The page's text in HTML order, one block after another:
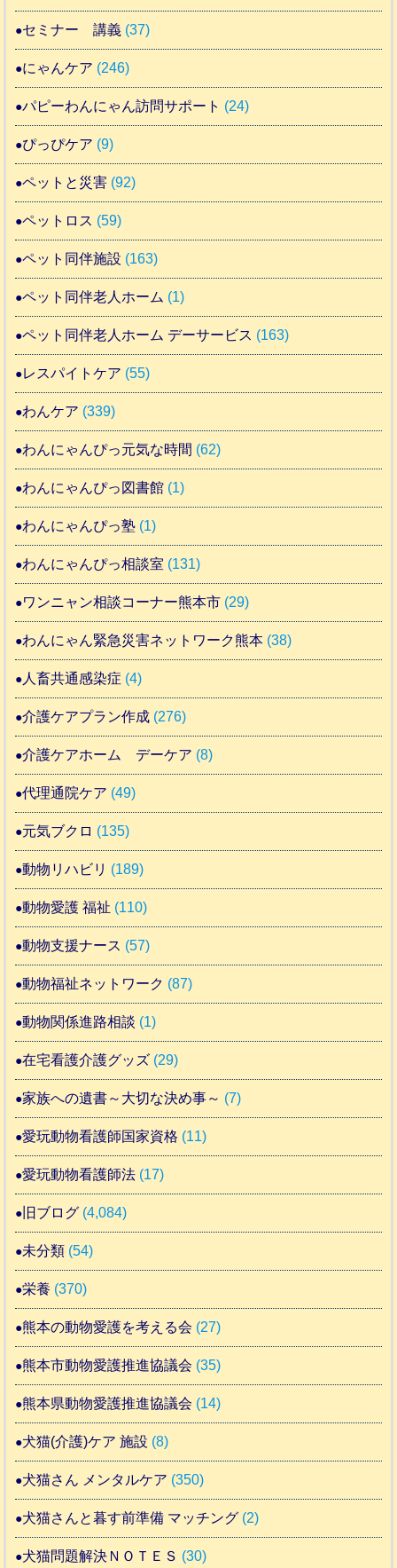
セミナー 講義 (37)
にゃんケア (246)
パピーわんにゃん訪問サポート (24)
ぴっぴケア (9)
ペットと災害 (92)
ペットロス (59)
ペット同伴施設 (163)
ペット同伴老人ホーム (1)
ペット同伴老人ホーム デーサービス (163)
レスパイトケア (55)
わんケア (339)
わんにゃんぴっ元気な時間 (62)
わんにゃんぴっ図書館 (1)
わんにゃんぴっ塾 (1)
わんにゃんぴっ相談室 (131)
ワンニャン相談コーナー熊本市 (29)
わんにゃん緊急災害ネットワーク熊本 (38)
人畜共通感染症 (4)
介護ケアプラン作成 (276)
介護ケアホーム デーケア (8)
代理通院ケア (49)
元気ブクロ (135)
動物リハビリ (189)
動物愛護 福祉 (110)
動物支援ナース (57)
動物福祉ネットワーク (87)
動物関係進路相談 (1)
在宅看護介護グッズ (29)
家族への遺書～大切な決め事～ (7)
愛玩動物看護師国家資格 (11)
愛玩動物看護師法 (17)
旧ブログ (4,084)
未分類 (54)
栄養 (370)
熊本の動物愛護を考える会 (27)
熊本市動物愛護推進協議会 (35)
熊本県動物愛護推進協議会 (14)
犬猫(介護)ケア 施設 (8)
犬猫さん メンタルケア (350)
犬猫さんと暮す前準備 マッチング (2)
犬猫問題解決ＮＯＴＥＳ (30)